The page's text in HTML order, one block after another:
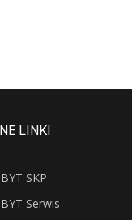
LINKI
SKP
Serwis